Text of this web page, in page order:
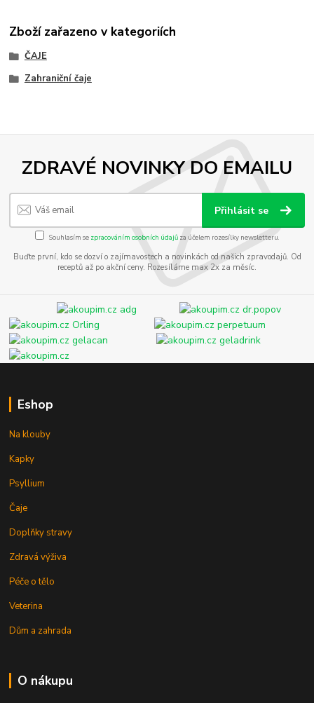
Zboží zařazeno v kategoriích
ČAJE
Zahraniční čaje
ZDRAVÉ NOVINKY DO EMAILU
Přihlásit se
Souhlasím se zpracováním osobních údajůza účelem rozesílky newsletteru.
Buďte první, kdo se dozví o zajímavostech a novinkách od našich zpravodajů. Od
receptů až po akční ceny. Rozesíláme max 2x za měsíc.
Eshop
Na klouby
Kapky
Psyllium
Čaje
Doplňky stravy
Zdravá výživa
Péče o tělo
Veterina
Dům a zahrada
O nákupu